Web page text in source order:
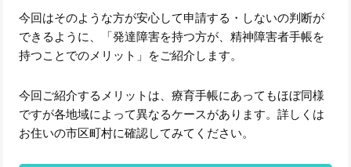
今回はそのような方が安心して申請する・しないの判断が
できるように、「発達障害を持つ方が、精神障害者手帳を
持つことでのメリット」をご紹介します。
今回ご紹介するメリットは、療育手帳にあってもほぼ同様
ですが各地域によって異なるケースがあります。詳しくは
お住いの市区町村に確認してみてください。